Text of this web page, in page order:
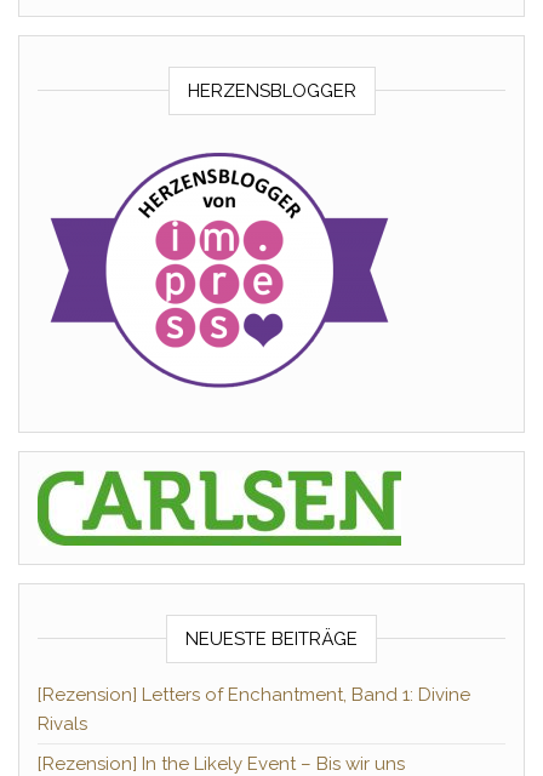
HERZENSBLOGGER
NEUESTE BEITRÄGE
[Rezension] Letters of Enchantment, Band 1: Divine
Rivals
[Rezension] In the Likely Event – Bis wir uns